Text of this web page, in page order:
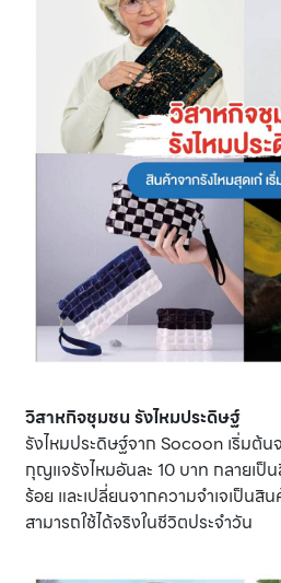
วิสาหกิจชุมชน รังไหมประดิษฐ์
รังไหมประดิษฐ์จาก Socoon เริ่มต้
กุญแจรังไหมอันละ 10 บาท กลายเป็
ร้อย และเปลี่ยนจากความจำเจเป็น
สามารถใช้ได้จริงในชีวิตประจำวัน